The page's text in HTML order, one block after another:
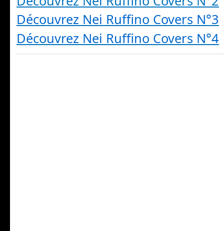
Découvrez Nei Ruffino Covers N°3
Découvrez Nei Ruffino Covers N°4